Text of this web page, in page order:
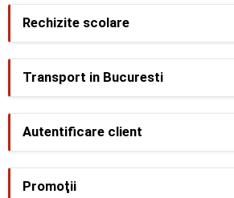
Rechizite scolare
Transport in Bucuresti
Autentificare client
Promoţii